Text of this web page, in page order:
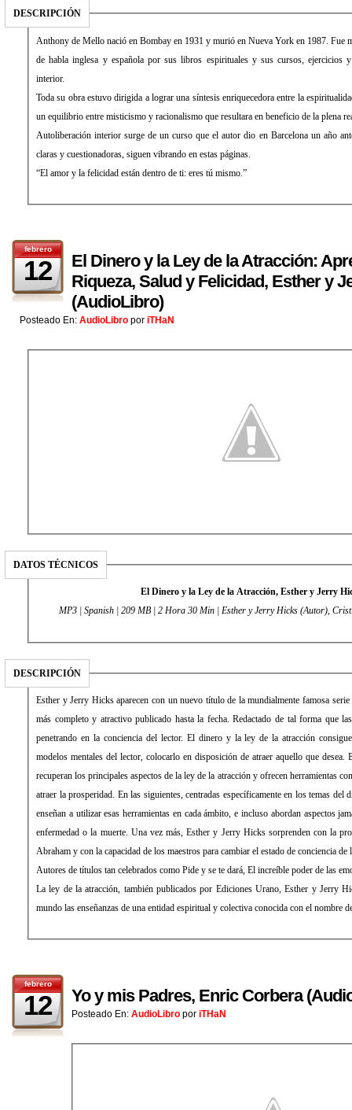
DESCRIPCIÓN
Anthony de Mello nació en Bombay en 1931 y murió en Nueva York en 1987. Fue
de habla inglesa y española por sus libros espirituales y sus cursos, ejercicios
interior.
Toda su obra estuvo dirigida a lograr una síntesis enriquecedora entre la
un equilibrio entre misticismo y racionalismo que resultara en beneficio de la plena
Autoliberación interior surge de un curso que el autor dio en Barcelona un año
claras y cuestionadoras, siguen vibrando en estas páginas.
“El amor y la felicidad están dentro de ti: eres tú mismo.”
febrero
12
El Dinero y la Ley de la Atracción:
Riqueza, Salud y Felicidad, Esther y
(AudioLibro)
Posteado En: AudioLibro por iTHaN
DATOS TÉCNICOS
El Dinero y la Ley de la Atracción, Esther y Jerry
MP3 | Spanish | 209 MB | 2 Hora 30 Min | Esther y Jerry Hicks (Autor),
DESCRIPCIÓN
Esther y Jerry Hicks aparecen con un nuevo título de la mundialmente famosa
más completo y atractivo publicado hasta la fecha. Redactado de tal forma que
penetrando en la conciencia del lector. El dinero y la ley de la atracción
modelos mentales del lector, colocarlo en disposición de atraer aquello que desea.
recuperan los principales aspectos de la ley de la atracción y ofrecen herramientas
atraer la prosperidad. En las siguientes, centradas específicamente en los temas del
enseñan a utilizar esas herramientas en cada ámbito, e incluso abordan aspectos
enfermedad o la muerte. Una vez más, Esther y Jerry Hicks sorprenden con la
Abraham y con la capacidad de los maestros para cambiar el estado de conciencia de
Autores de títulos tan celebrados como Pide y se te dará, El increíble poder de las
La ley de la atracción, también publicados por Ediciones Urano, Esther y Jerry
mundo las enseñanzas de una entidad espiritual y colectiva conocida con el nombre
febrero
12 Yo y mis Padres, Enric Corbera
Posteado En: AudioLibro por iTHaN